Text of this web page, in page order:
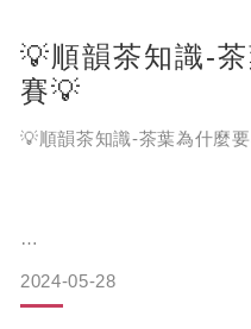
華崗茶區位於合歡山西峰後
可從福壽山農場走福壽路前
達。
葉
💡順韻茶知識-
賽💡
💡順韻茶知識-茶葉為什麼
2024-05-28